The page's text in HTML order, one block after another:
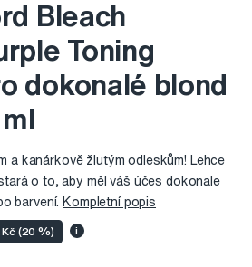
Bleach
Toning
dokonalé blond
a kanárkově žlutým odleskům! Lehce
o to, aby měl váš účes dokonale
barvení. Kompletní popis
Kč (20 %) i